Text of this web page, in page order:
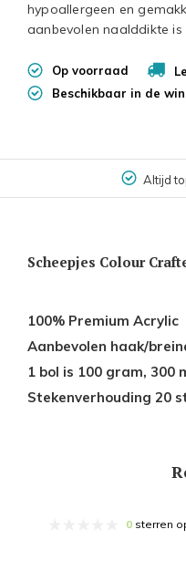
hypoallergeen en
aanbevolen naalddikte is
Op voorraad
Beschikbaar in de
Altijd
Scheepjes Colour
100% Premium Acrylic
Aanbevolen haak/
1 bol is 100 gram, 300
Stekenverhouding 20
0 sterren